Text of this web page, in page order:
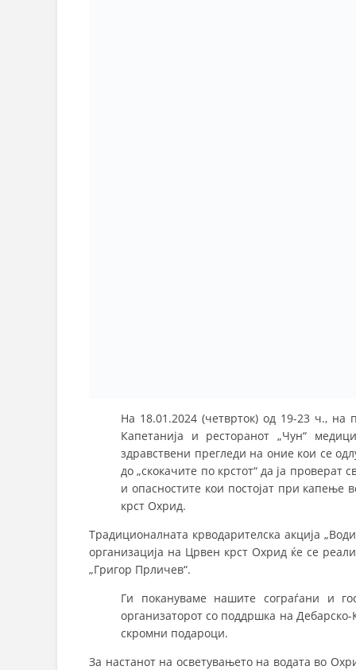
На 18.01.2024 (четврток) од 19-23 ч., на
Капетанија и ресторанот „Чун“
здравствени прегледи на оние кои се
до „скокачите по крстот“ да ја проверат
и опасностите кои постојат при капење
крст Охрид.
Традиционалната крводарителска акција
организација на Црвен крст Охрид ќе се
„Григор Прличев“.
Ги покануваме нашите сограѓани и
организаторот со поддршка на
скромни подароци.
За настанот на осветувањето на водата во